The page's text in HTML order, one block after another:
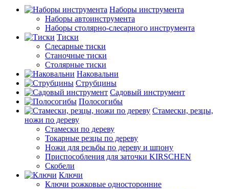
Наборы инструмента
Наборы автоинструмента
Наборы столярно-слесарного инструмента
Тиски
Слесарные тиски
Станочные тиски
Столярные тиски
Наковальни
Струбцины
Садовый инструмент
Полосогибы
Стамески, резцы,
ножи по дереву
Стамески по дереву
Токарные резцы по дереву
Ножи для резьбы по дереву и шпону
Приспособления для заточки KIRSCHEN
Скобели
Ключи
Ключи рожковые односторонние